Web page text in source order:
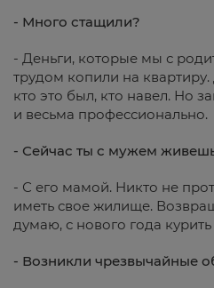
- Много стащили?
- Деньги, которые мы с
трудом копили на
кто это был, кто навел. Но
и весьма профессионально.
- Сейчас ты с мужем
- С его мамой. Никто не
иметь свое жилище.
думаю, с нового года
- Возникли чрезвычайные